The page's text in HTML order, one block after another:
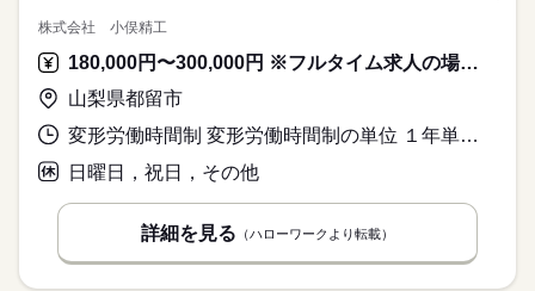
株式会社 小俣精工
180,000円〜300,000円 ※フルタイム求人の場合は月額（換算額）、パート求人の場合は時間額を表示しています。
山梨県都留市
変形労働時間制 変形労働時間制の単位 １年単位 就業時間１ 8時30分〜17時35分
日曜日，祝日，その他
詳細を見る （ハローワークより転載）